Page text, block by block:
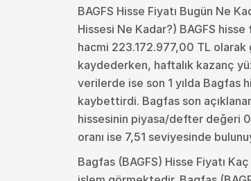
BAGFS Hisse Fiyatı Bugün Ne
Hissesi Ne Kadar?) BAGFS
hacmi 223.172.977,00 TL
kaydederken, haftalık kazanç
verilerde ise son 1 yılda Bagfas
kaybettirdi. Bagfas son
hissesinin piyasa/defter değeri
oranı ise 7,51 seviyesinde
Bagfas (BAGFS) Hisse Fiyatı